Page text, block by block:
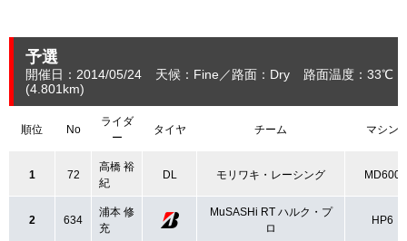
予選
開催日：2014/05/24 天候：Fine 路面：Dry
路面温度：33℃
(4.801 km)
順位 No
ライダ
ー
タイヤ チーム マシン
1 72
高橋 裕
紀
DL モリワキ・レーシング MD600
2 634
浦本 修
充
MuSASHi RT ハルク・プ
ロ
HP6